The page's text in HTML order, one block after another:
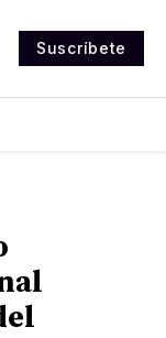
Suscríbete